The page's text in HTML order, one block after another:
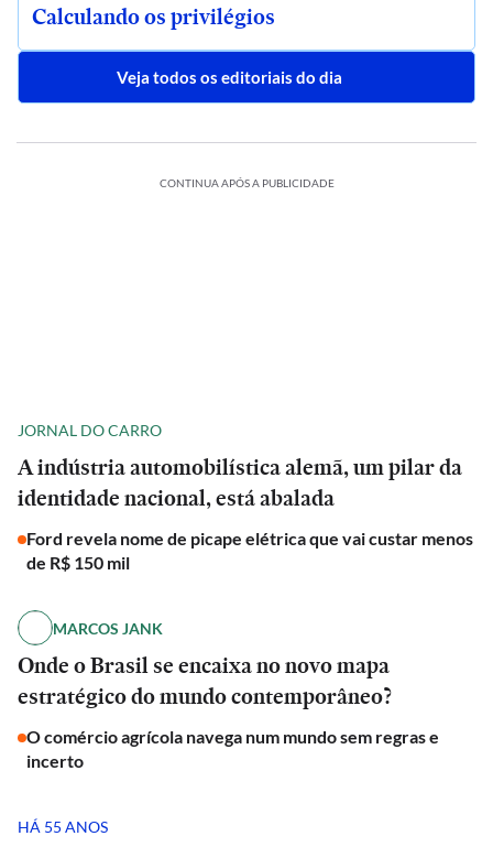
Calculando os privilégios
Veja todos os editoriais do dia
CONTINUA APÓS A PUBLICIDADE
JORNAL DO CARRO
A indústria automobilística alemã, um pilar da
identidade nacional, está abalada
Ford revela nome de picape elétrica que vai custar menos
de R$ 150 mil
MARCOS JANK
Onde o Brasil se encaixa no novo mapa
estratégico do mundo contemporâneo?
O comércio agrícola navega num mundo sem regras e
incerto
HÁ 55 ANOS